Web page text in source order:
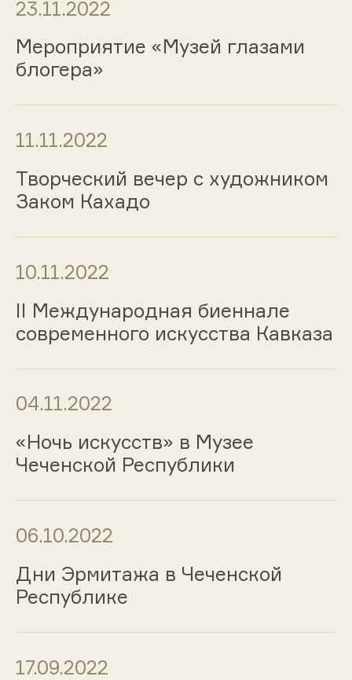
23.11.2022
Мероприятие «Музей глазами
блогера»
11.11.2022
Творческий вечер c художником
Заком Кахадо
10.11.2022
II Международная биеннале
современного искусства Кавказа
04.11.2022
«Ночь искусств» в Музее
Чеченской Республики
06.10.2022
Дни Эрмитажа в Чеченской
Республике
17.09.2022